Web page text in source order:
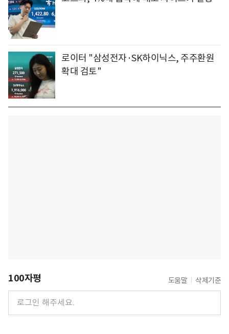
로이터 "삼성전자·SK하이닉스, 주주환원
확대 검토"
100자평 도움말 삭제기준